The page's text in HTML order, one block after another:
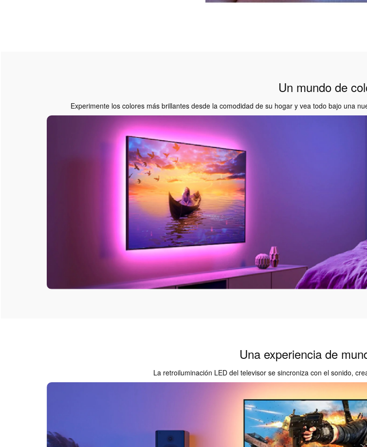
Un mundo de
Experimente los colores más brillantes desde la comodidad de su hogar y vea todo bajo una
Una experiencia de
La retroiluminación LED del televisor se sincroniza con el sonido,